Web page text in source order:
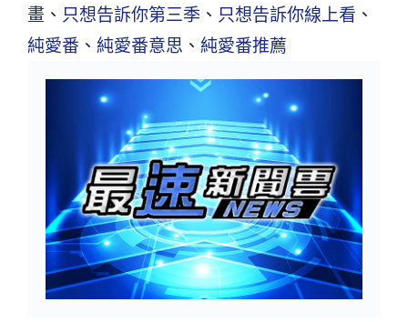
畫 、 只想告訴你第三季 、 只想告訴你線上看 、
純愛番 、 純愛番意思 、 純愛番推薦